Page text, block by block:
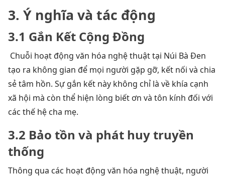
3. Ý nghĩa và tác động
3.1 Gắn Kết Cộng Đồng
Chuỗi hoạt động văn hóa nghệ thuật tại Núi Bà Đen
tạo ra không gian để mọi người gặp gỡ, kết nối và chia
sẻ tâm hồn. Sự gắn kết này không chỉ là về khía cạnh
xã hội mà còn thể hiện lòng biết ơn và tôn kính đối với
các thế hệ cha mẹ.
3.2 Bảo tồn và phát huy truyền
thống
Thông qua các hoạt động văn hóa nghệ thuật, người